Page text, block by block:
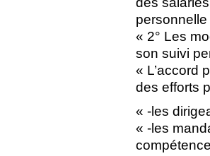
« 2° Les
son suivi
« L’accord
des efforts
« -les
« -les